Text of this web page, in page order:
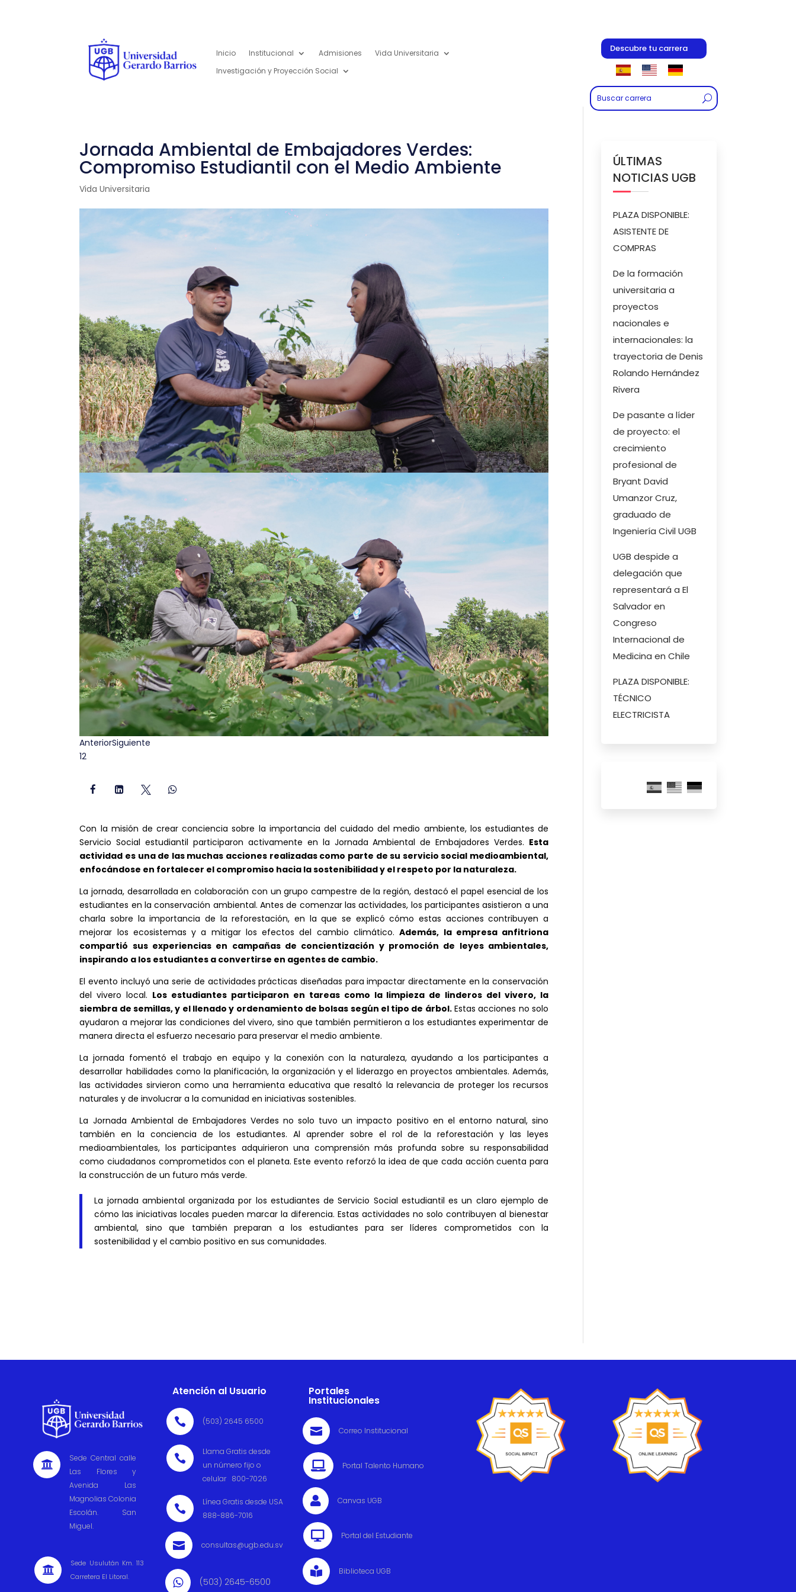
Inicio Institucional Admisiones
Vida Universitaria
Investigación y Proyección Social
Descubre tu carrera
Jornada Ambiental de Embajadores Verdes:
Compromiso Estudiantil con el Medio Ambiente
Vida Universitaria
AnteriorSiguiente
12
   
Con la misión de crear conciencia sobre la importancia del cuidado del medio ambiente, los estudiantes de
Servicio Social estudiantil participaron activamente en la Jornada Ambiental de Embajadores Verdes. Esta
actividad es una de las muchas acciones realizadas como parte de su servicio social medioambiental,
enfocándose en fortalecer el compromiso hacia la sostenibilidad y el respeto por la naturaleza.
La jornada, desarrollada en colaboración con un grupo campestre de la región, destacó el papel esencial de los
estudiantes en la conservación ambiental. Antes de comenzar las actividades, los participantes asistieron a una
charla sobre la importancia de la reforestación, en la que se explicó cómo estas acciones contribuyen a
mejorar los ecosistemas y a mitigar los efectos del cambio climático.Además, la empresa anfitriona
compartió sus experiencias en campañas de concientización y promoción de leyes ambientales,
inspirando a los estudiantes a convertirse en agentes de cambio.
El evento incluyó una serie de actividades prácticas diseñadas para impactar directamente en la conservación
del vivero local. Los estudiantes participaron en tareas como la limpieza de linderos del vivero, la
siembra de semillas, y el llenado y ordenamiento de bolsas según el tipo de árbol.Estas acciones no solo
ayudaron a mejorar las condiciones del vivero, sino que también permitieron a los estudiantes experimentar de
manera directa el esfuerzo necesario para preservar el medio ambiente.
La jornada fomentó el trabajo en equipo y la conexión con la naturaleza, ayudando a los participantes a
desarrollar habilidades como la planificación, la organización y el liderazgo en proyectos ambientales. Además,
las actividades sirvieron como una herramienta educativa que resaltó la relevancia de proteger los recursos
naturales y de involucrar a la comunidad en iniciativas sostenibles.
La Jornada Ambiental de Embajadores Verdes no solo tuvo un impacto positivo en el entorno natural, sino
también en la conciencia de los estudiantes. Al aprender sobre el rol de la reforestación y las leyes
medioambientales, los participantes adquirieron una comprensión más profunda sobre su responsabilidad
como ciudadanos comprometidos con el planeta. Este evento reforzó la idea de que cada acción cuenta para
la construcción de un futuro más verde.
La jornada ambiental organizada por los estudiantes de Servicio Social estudiantil es un claro ejemplo de
cómo las iniciativas locales pueden marcar la diferencia. Estas actividades no solo contribuyen al bienestar
ambiental, sino que también preparan a los estudiantes para ser líderes comprometidos con la
sostenibilidad y el cambio positivo en sus comunidades.
ÚLTIMAS
NOTICIAS UGB
PLAZA DISPONIBLE:
ASISTENTE DE
COMPRAS
De la formación
universitaria a
proyectos
nacionales e
internacionales: la
trayectoria de Denis
Rolando Hernández
Rivera
De pasante a líder
de proyecto: el
crecimiento
profesional de
Bryant David
Umanzor Cruz,
graduado de
Ingeniería Civil UGB
UGB despide a
delegación que
representará a El
Salvador en
Congreso
Internacional de
Medicina en Chile
PLAZA DISPONIBLE:
TÉCNICO
ELECTRICISTA

Sede Central calle
Las Flores y
Avenida Las
Magnolias Colonia
Escolán. San
Miguel.

Sede Usulután Km. 113
Carretera El Litoral.
Atención al Usuario
 (503) 2645 6500

Llama Gratis desde
un número fijo o
celular 800-7026

Línea Gratis desde USA
888-886-7016
 consultas@ugb.edu.sv
 (503) 2645-6500
Portales
Institucionales
 Correo Institucional
 Portal Talento Humano
 Canvas UGB
 Portal del Estudiante
 Biblioteca UGB